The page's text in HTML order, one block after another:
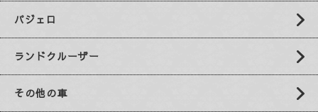
パジェロ
ランドクルーザー
その他の車